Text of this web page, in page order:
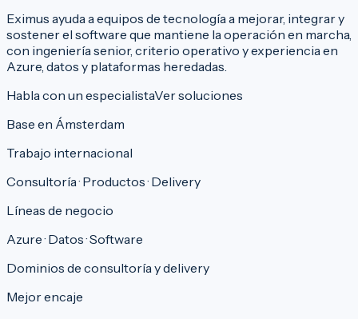
Eximus ayuda a equipos de tecnología a mejorar, integrar y
sostener el software que mantiene la operación en marcha,
con ingeniería senior, criterio operativo y experiencia en
Azure, datos y plataformas heredadas.
Habla con un especialistaVer soluciones
Base en Ámsterdam
Trabajo internacional
Consultoría · Productos · Delivery
Líneas de negocio
Azure · Datos · Software
Dominios de consultoría y delivery
Mejor encaje